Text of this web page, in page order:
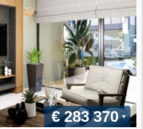
€ 283 370